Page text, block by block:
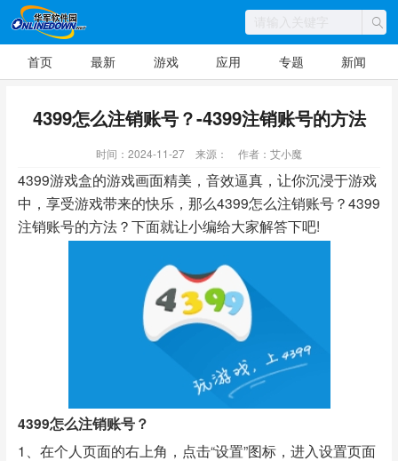
首页 最新 游戏 应用 专题 新闻
4399怎么注销账号？-4399注销账号的方法
时间：2024-11-27 来源： 作者：艾小魔
4399游戏盒的游戏画面精美，音效逼真，让你沉浸于游戏
中，享受游戏带来的快乐，那么4399怎么注销账号？4399
注销账号的方法？下面就让小编给大家解答下吧!
4399怎么注销账号？
1、在个人页面的右上角，点击“设置”图标，进入设置页面